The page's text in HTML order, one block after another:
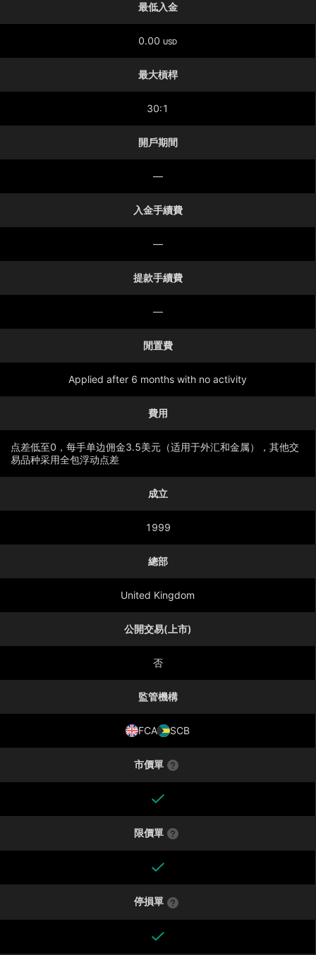
最低入金
0.00 USD
最大槓桿
30:1
開戶期間
—
入金手續費
—
提款手續費
—
閒置費
Applied after 6 months with no activity
費用
点差低至0，每手单边佣金3.5美元（适用于外汇和金属），其他交
易品种采用全包浮动点差
成立
1999
總部
United Kingdom
公開交易(上市)
否
監管機構
FCA SCB
市價單
限價單
停損單